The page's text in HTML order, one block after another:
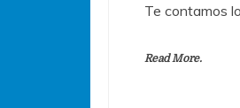
Te contamos
Read More.